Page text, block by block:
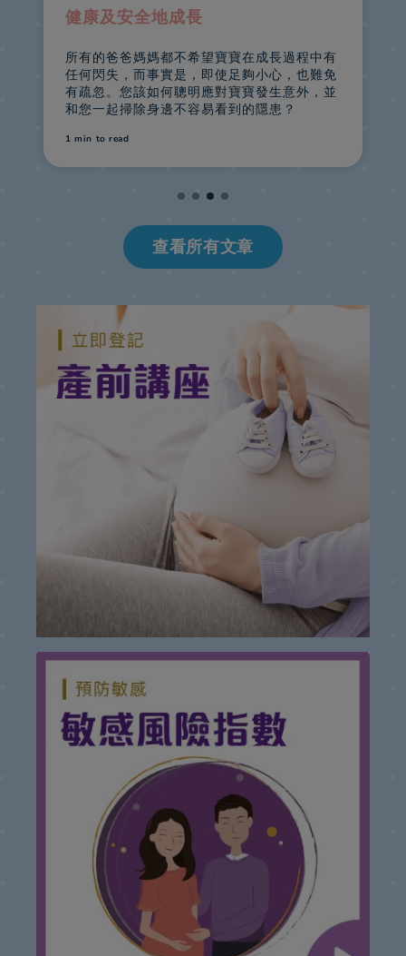
健康及安全地成長
​所有的爸爸媽媽都不希望寶寶在成長過程中有
任何閃失，而事實是，即使足夠小心，也難免
有疏忽。您該如何聰明應對寶寶發生意外，並
和您一起掃除身邊不容易看到的隱患？
1 min to read
查看所有文章